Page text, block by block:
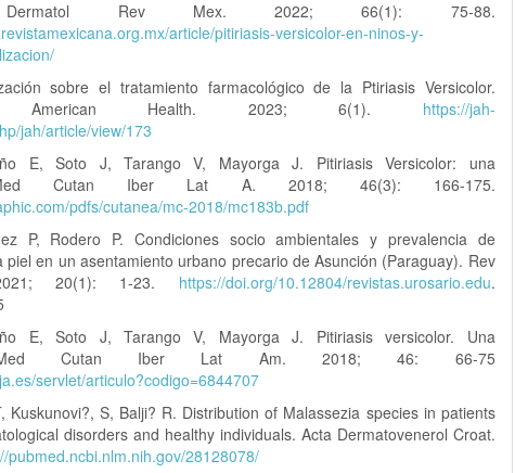
Dermatol Rev Mex. 2022; 66(1): 75-88.
article/pitiriasis-versicolor-en-ninos-y-
sobre el tratamiento farmacológico de la Ptiriasis Versicolor.
American Health. 2023; 6(1). https://jah-
jah/article/view/173
E, Soto J, Tarango V, Mayorga J. Pitiriasis Versicolor: una
Med Cutan Iber Lat A. 2018; 46(3): 166-175.
pdfs/cutanea/mc-2018/mc183b.pdf
P, Rodero P. Condiciones socio ambientales y prevalencia de
piel en un asentamiento urbano precario de Asunción (Paraguay). Rev
20(1): 1-23. https://doi.org/10.12804/revistas.urosario.edu.
E, Soto J, Tarango V, Mayorga J. Pitiriasis versicolor. Una
Med Cutan Iber Lat Am. 2018; 46: 66-75
servlet/articulo?codigo=6844707
Kuskunovi?, S, Balji? R. Distribution of Malassezia species in patients
disorders and healthy individuals. Acta Dermatovenerol Croat.
pubmed.ncbi.nlm.nih.gov/28128078/